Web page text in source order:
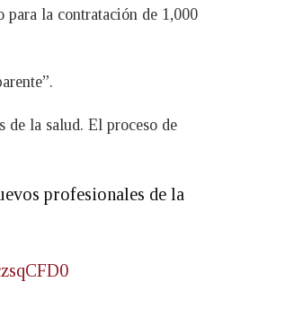
la contratación de 1,000
de la salud. El proceso de
profesionales de la